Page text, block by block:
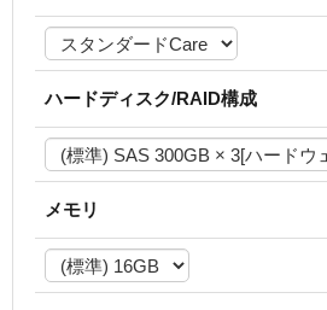
ハードディスク/RAID構成
メモリ